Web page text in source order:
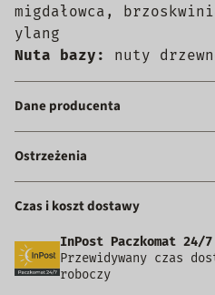
migdałowca,
ylang
Nuta bazy: nuty
Dane producenta
Ostrzeżenia
Czas i koszt dostawy
InPost Paczkomat 24/7
Przewidywany czas
roboczy